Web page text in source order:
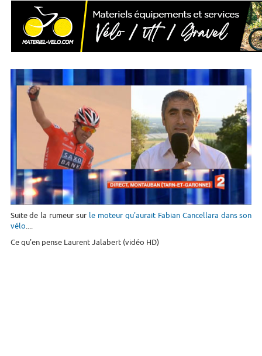
Suite de la rumeur sur le moteur qu'aurait Fabian Cancellara dans son
vélo....
Ce qu'en pense Laurent Jalabert (vidéo HD)